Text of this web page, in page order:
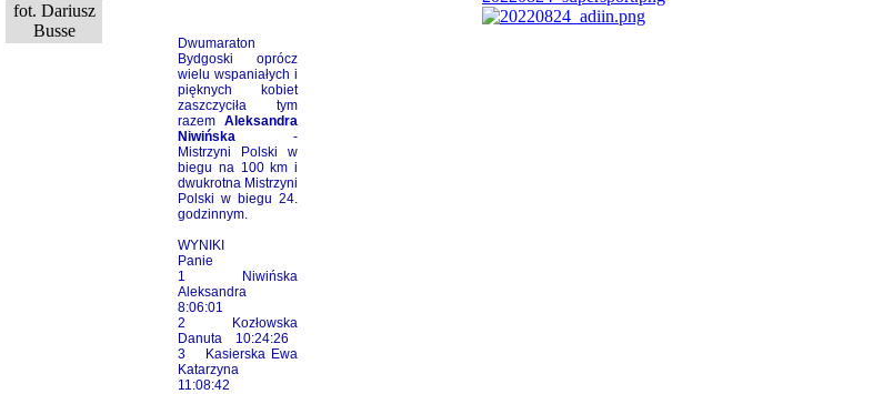
fot. Dariusz
Busse
Dwumaraton
Bydgoski oprócz
wielu wspaniałych i
pięknych kobiet
zaszczyciła tym
razem Aleksandra
Niwińska -
Mistrzyni Polski w
biegu na 100 km i
dwukrotna Mistrzyni
Polski w biegu 24.
godzinnym.
WYNIKI
Panie
1 Niwińska
Aleksandra
8:06:01
2 Kozłowska
Danuta 10:24:26
3 Kasierska Ewa
Katarzyna
11:08:42